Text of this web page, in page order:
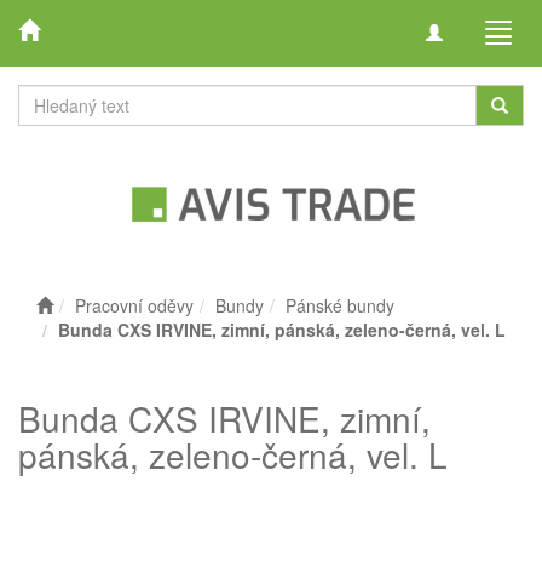
Toggle
Pracovní oděvy Bundy
Pánské bundy
Bunda CXS IRVINE, zimní, pánská, zeleno-černá, vel. L
Bunda CXS IRVINE, zimní,
pánská, zeleno-černá, vel. L